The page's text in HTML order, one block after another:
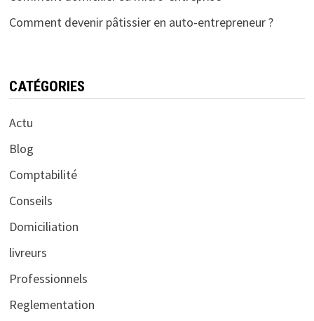
Comment devenir pâtissier en auto-entrepreneur ?
CATÉGORIES
Actu
Blog
Comptabilité
Conseils
Domiciliation
livreurs
Professionnels
Reglementation